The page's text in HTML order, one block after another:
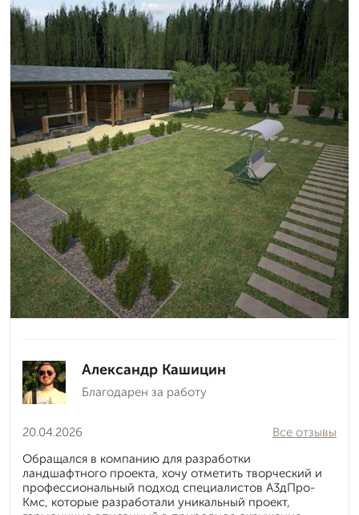
Александр Кашицин
Благодарен за работу
20.04.2026
Все отзывы
Обращался в компанию для разработки
ландшафтного проекта, хочу отметить творческий и
профессиональный подход специалистов А3дПро-
Кмс, которые разработали уникальный проект,